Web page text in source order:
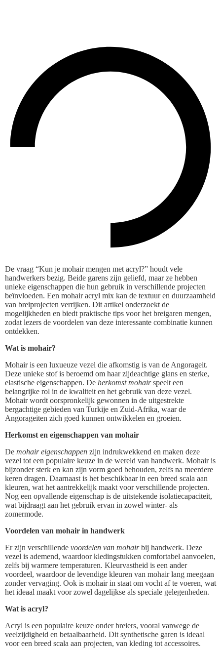
De vraag “Kun je mohair mengen met acryl?” houdt vele
handwerkers bezig. Beide garens zijn geliefd, maar ze hebben
unieke eigenschappen die hun gebruik in verschillende projecten
beïnvloeden. Een mohair acryl mix kan de textuur en duurzaamheid
van breiprojecten verrijken. Dit artikel onderzoekt de
mogelijkheden en biedt praktische tips voor het breigaren mengen,
zodat lezers de voordelen van deze interessante combinatie kunnen
ontdekken.
Wat is mohair?
Mohair is een luxueuze vezel die afkomstig is van de Angorageit.
Deze unieke stof is beroemd om haar zijdeachtige glans en sterke,
elastische eigenschappen. De herkomst mohairspeelt een
belangrijke rol in de kwaliteit en het gebruik van deze vezel.
Mohair wordt oorspronkelijk gewonnen in de uitgestrekte
bergachtige gebieden van Turkije en Zuid-Afrika, waar de
Angorageiten zich goed kunnen ontwikkelen en groeien.
Herkomst en eigenschappen van mohair
De mohair eigenschappen zijn indrukwekkend en maken deze
vezel tot een populaire keuze in de wereld van handwerk. Mohair is
bijzonder sterk en kan zijn vorm goed behouden, zelfs na meerdere
keren dragen. Daarnaast is het beschikbaar in een breed scala aan
kleuren, wat het aantrekkelijk maakt voor verschillende projecten.
Nog een opvallende eigenschap is de uitstekende isolatiecapaciteit,
wat bijdraagt aan het gebruik ervan in zowel winter- als
zomermode.
Voordelen van mohair in handwerk
Er zijn verschillende voordelen van mohairbij handwerk. Deze
vezel is ademend, waardoor kledingstukken comfortabel aanvoelen,
zelfs bij warmere temperaturen. Kleurvastheid is een ander
voordeel, waardoor de levendige kleuren van mohair lang meegaan
zonder vervaging. Ook is mohair in staat om vocht af te voeren, wat
het ideaal maakt voor zowel dagelijkse als speciale gelegenheden.
Wat is acryl?
Acryl is een populaire keuze onder breiers, vooral vanwege de
veelzijdigheid en betaalbaarheid. Dit synthetische garen is ideaal
voor een breed scala aan projecten, van kleding tot accessoires.